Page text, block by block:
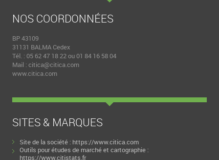
NOS COORDONNÉES
BP 43109
31131 BALMA Cedex
Tél. : 05 62 47 18 22 ou 01 84 16 58 04
Mail : citica@citica.com
www.citica.com
SITES & MARQUES
Site de la société : https://www.citica.com
Outils pour études de marché et cartographie :
https://www.citistats.fr